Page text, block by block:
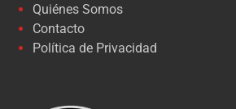
Quiénes Somos
Contacto
Política de Privacidad